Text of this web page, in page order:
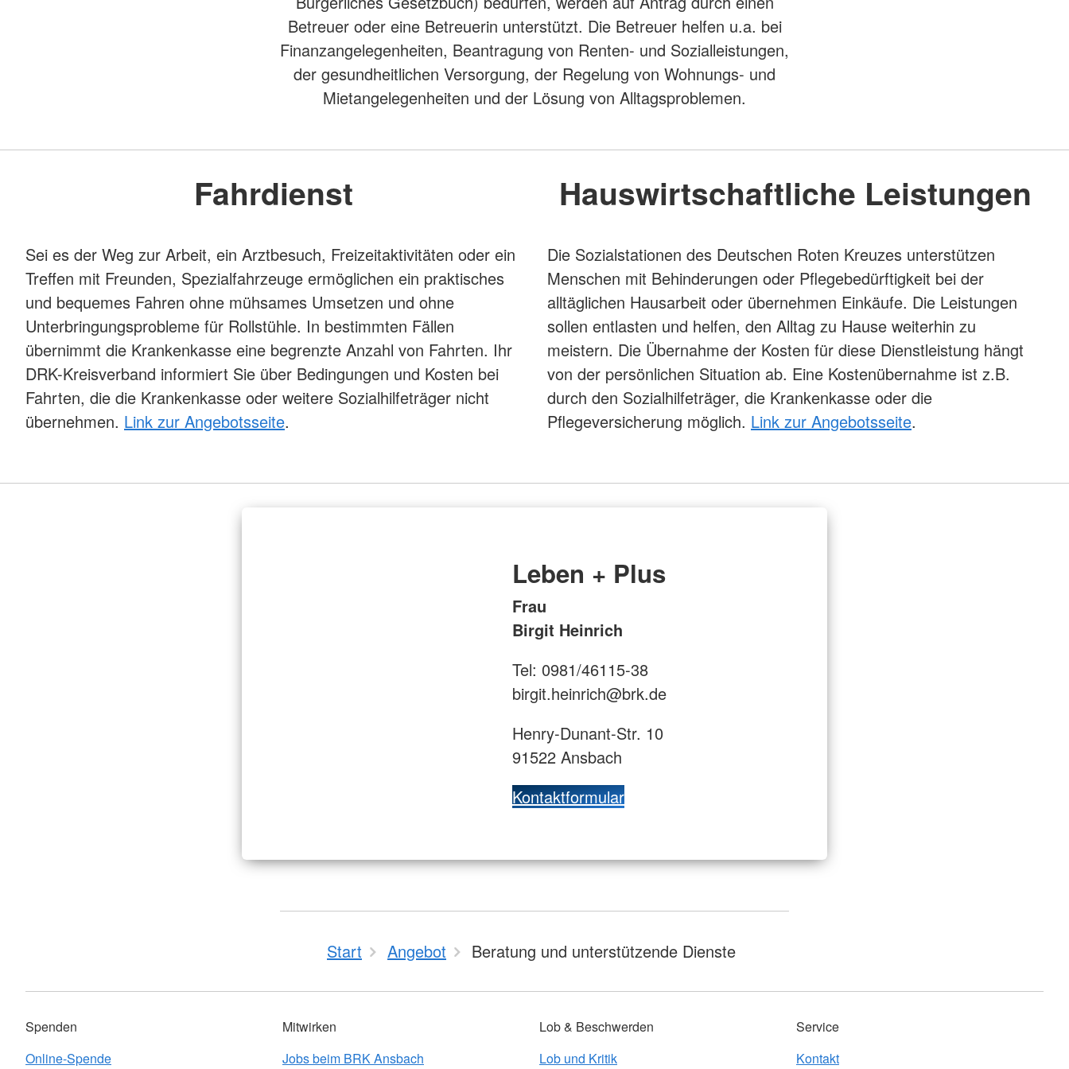
Betreuer oder eine Betreuerin unterstützt. Die Betreuer helfen u.a. bei
Finanzangelegenheiten, Beantragung von Renten- und Sozialleistungen,
der gesundheitlichen Versorgung, der Regelung von Wohnungs- und
Mietangelegenheiten und der Lösung von Alltagsproblemen.
Fahrdienst
Sei es der Weg zur Arbeit, ein Arztbesuch, Freizeitaktivitäten oder ein
Treffen mit Freunden, Spezialfahrzeuge ermöglichen ein praktisches
und bequemes Fahren ohne mühsames Umsetzen und ohne
Unterbringungsprobleme für Rollstühle. In bestimmten Fällen
übernimmt die Krankenkasse eine begrenzte Anzahl von Fahrten. Ihr
DRK-Kreisverband informiert Sie über Bedingungen und Kosten bei
Fahrten, die die Krankenkasse oder weitere Sozialhilfeträger nicht
übernehmen. Link zur Angebotsseite.
Hauswirtschaftliche Leistungen
Die Sozialstationen des Deutschen Roten Kreuzes unterstützen
Menschen mit Behinderungen oder Pflegebedürftigkeit bei der
alltäglichen Hausarbeit oder übernehmen Einkäufe. Die Leistungen
sollen entlasten und helfen, den Alltag zu Hause weiterhin zu
meistern. Die Übernahme der Kosten für diese Dienstleistung hängt
von der persönlichen Situation ab. Eine Kostenübernahme ist z.B.
durch den Sozialhilfeträger, die Krankenkasse oder die
Pflegeversicherung möglich. Link zur Angebotsseite.
Leben + Plus
Frau
Birgit Heinrich
Tel: 0981/46115-38
birgit.heinrich@brk.de
Henry-Dunant-Str. 10
91522 Ansbach
Kontaktformular
Start Angebot Beratung und unterstützende Dienste
Spenden
Online-Spende
Mitwirken
Jobs beim BRK Ansbach
Lob & Beschwerden
Lob und Kritik
Service
Kontakt